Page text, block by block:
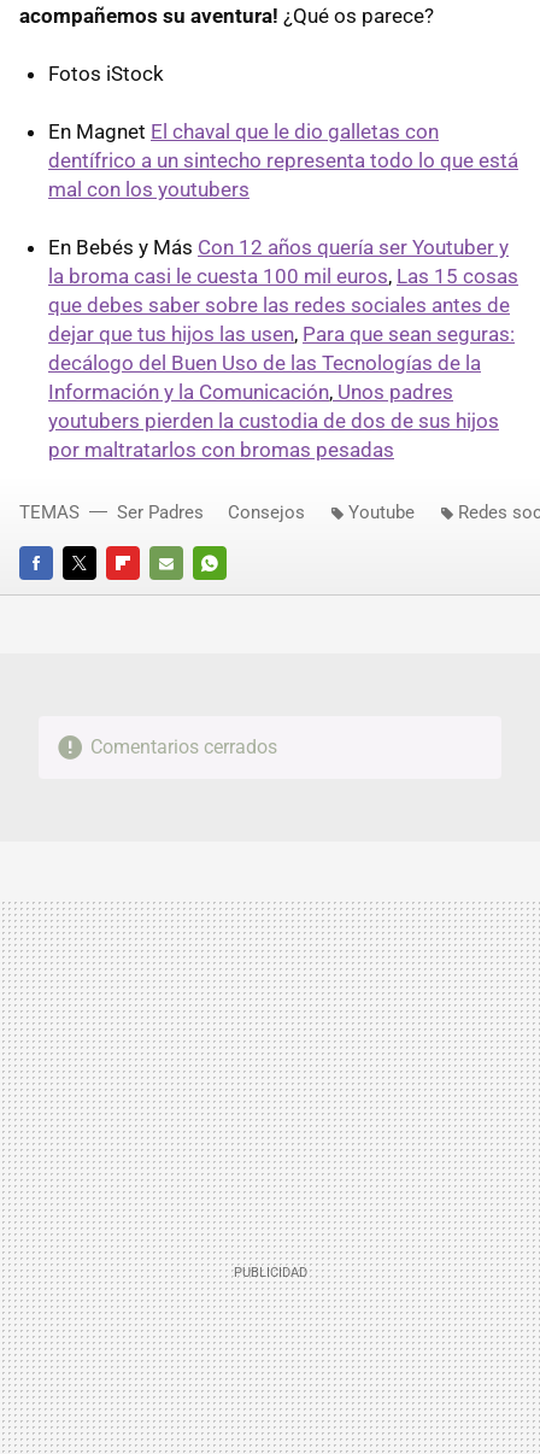
acompañemos su aventura! ¿Qué os parece?
Fotos iStock
En Magnet El chaval que le dio galletas con
dentífrico a un sintecho representa todo lo que está
mal con los youtubers
En Bebés y Más Con 12 años quería ser Youtuber y
la broma casi le cuesta 100 mil euros, Las 15 cosas
que debes saber sobre las redes sociales antes de
dejar que tus hijos las usen, Para que sean seguras:
decálogo del Buen Uso de las Tecnologías de la
Información y la Comunicación, Unos padres
youtubers pierden la custodia de dos de sus hijos
por maltratarlos con bromas pesadas
FACEBOOKTWITTERFLIPBOARD
E-
WHATSAPP
TEMAS Ser Padres Consejos Youtube Redes
Comentarios cerrados